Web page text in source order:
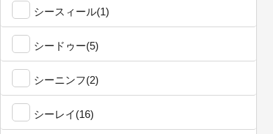
シースィール(1)
シードゥー(5)
シーニンフ(2)
シーレイ(16)